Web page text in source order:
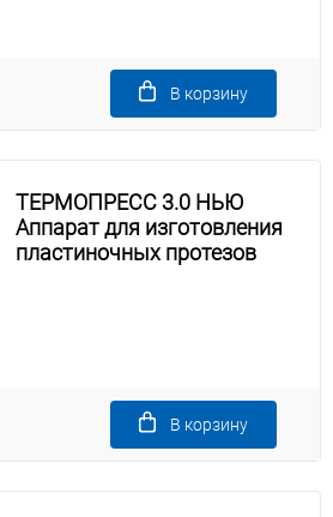
В корзину
ТЕРМОПРЕСС 3.0 НЬЮ
Аппарат для изготовления
пластиночных протезов
В корзину